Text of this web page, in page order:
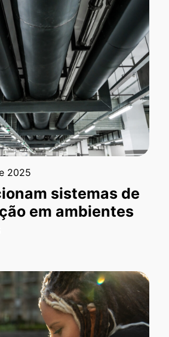
2025
sistemas de
em ambientes